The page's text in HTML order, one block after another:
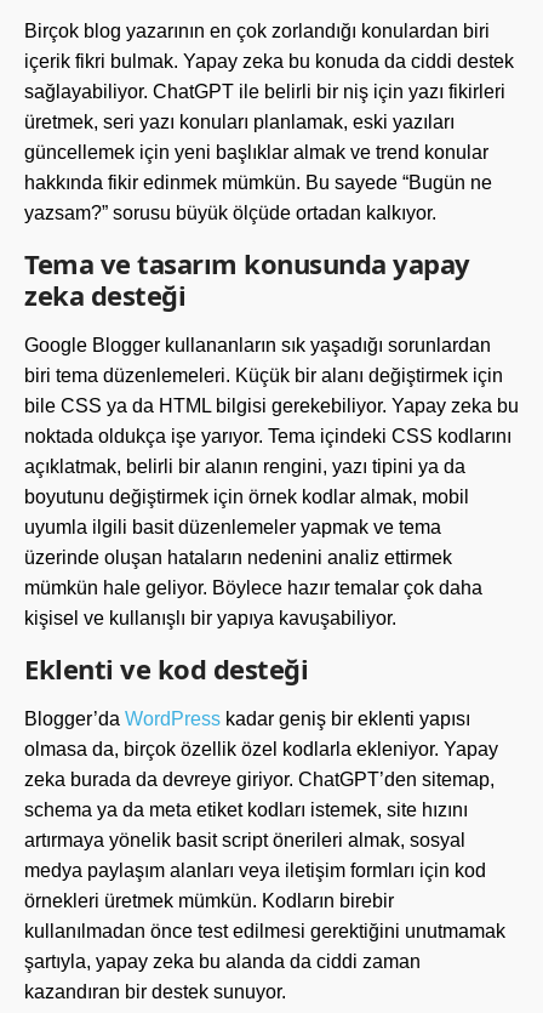
Birçok blog yazarının en çok zorlandığı konulardan biri
içerik fikri bulmak. Yapay zeka bu konuda da ciddi destek
sağlayabiliyor. ChatGPT ile belirli bir niş için yazı fikirleri
üretmek, seri yazı konuları planlamak, eski yazıları
güncellemek için yeni başlıklar almak ve trend konular
hakkında fikir edinmek mümkün. Bu sayede “Bugün ne
yazsam?” sorusu büyük ölçüde ortadan kalkıyor.
Tema ve tasarım konusunda yapay
zeka desteği
Google Blogger kullananların sık yaşadığı sorunlardan
biri tema düzenlemeleri. Küçük bir alanı değiştirmek için
bile CSS ya da HTML bilgisi gerekebiliyor. Yapay zeka bu
noktada oldukça işe yarıyor. Tema içindeki CSS kodlarını
açıklatmak, belirli bir alanın rengini, yazı tipini ya da
boyutunu değiştirmek için örnek kodlar almak, mobil
uyumla ilgili basit düzenlemeler yapmak ve tema
üzerinde oluşan hataların nedenini analiz ettirmek
mümkün hale geliyor. Böylece hazır temalar çok daha
kişisel ve kullanışlı bir yapıya kavuşabiliyor.
Eklenti ve kod desteği
Blogger’da WordPress kadar geniş bir eklenti yapısı
olmasa da, birçok özellik özel kodlarla ekleniyor. Yapay
zeka burada da devreye giriyor. ChatGPT’den sitemap,
schema ya da meta etiket kodları istemek, site hızını
artırmaya yönelik basit script önerileri almak, sosyal
medya paylaşım alanları veya iletişim formları için kod
örnekleri üretmek mümkün. Kodların birebir
kullanılmadan önce test edilmesi gerektiğini unutmamak
şartıyla, yapay zeka bu alanda da ciddi zaman
kazandıran bir destek sunuyor.